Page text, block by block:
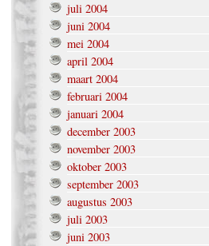
juli 2004
juni 2004
mei 2004
april 2004
maart 2004
februari 2004
januari 2004
december 2003
november 2003
oktober 2003
september 2003
augustus 2003
juli 2003
juni 2003